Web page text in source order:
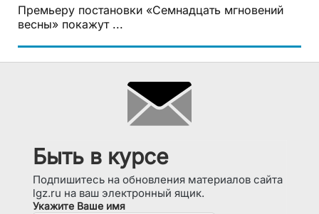
Премьеру постановки «Семнадцать мгновений
весны» покажут ...
Быть в курсе
Подпишитесь на обновления материалов сайта
lgz.ru на ваш электронный ящик.
Укажите Ваше имя